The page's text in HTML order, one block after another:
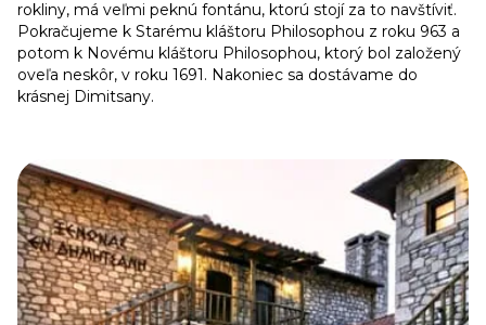
rokliny, má veľmi peknú fontánu, ktorú stojí za to navštíviť.
Pokračujeme k Starému kláštoru Philosophou z roku 963 a
potom k Novému kláštoru Philosophou, ktorý bol založený
oveľa neskôr, v roku 1691. Nakoniec sa dostávame do
krásnej Dimitsany.